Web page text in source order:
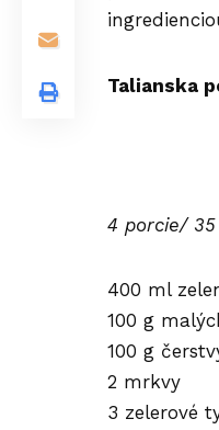
Talianska
4 porcie/
400 ml
100 g
100 g
2 mrkvy
3 zelerové